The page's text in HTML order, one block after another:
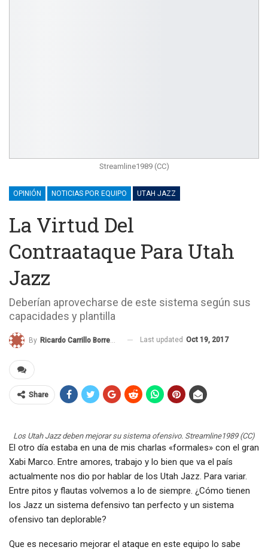
Streamline1989 (CC)
OPINIÓN NOTICIAS POR EQUIPO UTAH JAZZ
La Virtud Del
Contraataque Para Utah
Jazz
Deberían aprovecharse de este sistema según sus
capacidades y plantilla
By Ricardo Carrillo Borreguero Last updated Oct 19, 2017
Share
Los Utah Jazz deben mejorar su sistema ofensivo. Streamline1989 (CC)
El otro día estaba en una de mis charlas «formales» con el gran
Xabi Marco. Entre amores, trabajo y lo bien que va el país
actualmente nos dio por hablar de los Utah Jazz. Para variar.
Entre pitos y flautas volvemos a lo de siempre. ¿Cómo tienen
los Jazz un sistema defensivo tan perfecto y un sistema
ofensivo tan deplorable?
Que es necesario mejorar el ataque en este equipo lo sabe